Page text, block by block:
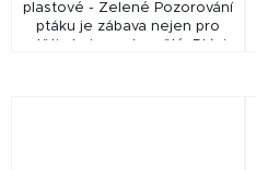
plastové - Zelené Pozorování
ptáku je zábava nejen pro